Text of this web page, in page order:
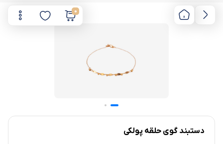
0
دستبند گوی حلقه پولکی